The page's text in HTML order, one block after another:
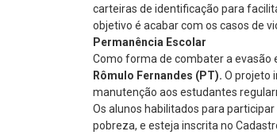
carteiras de identificação para
objetivo é acabar com os casos de
Permanência Escolar
Como forma de combater a evasão
Rômulo Fernandes (PT). O projeto
manutenção aos estudantes
Os alunos habilitados para
pobreza, e esteja inscrita no